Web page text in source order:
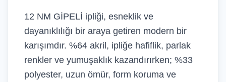
12 NM GİPELİ ipliği, esneklik ve
dayanıklılığı bir araya getiren modern bir
karışımdır. %64 akril, ipliğe hafiflik, parlak
renkler ve yumuşaklık kazandırırken; %33
polyester, uzun ömür, form koruma ve